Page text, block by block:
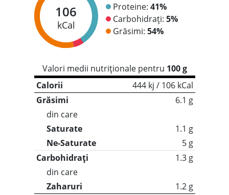
106
kCal
Proteine: 41%
Carbohidrați: 5%
Grăsimi: 54%
Valori medii nutriționale pentru 100 g
Calorii
444 kj / 106 kCal
Grăsimi
6.1 g
din care
Saturate
1.1 g
Ne-Saturate
5 g
Carbohidrați
1.3 g
din care
Zaharuri
1.2 g